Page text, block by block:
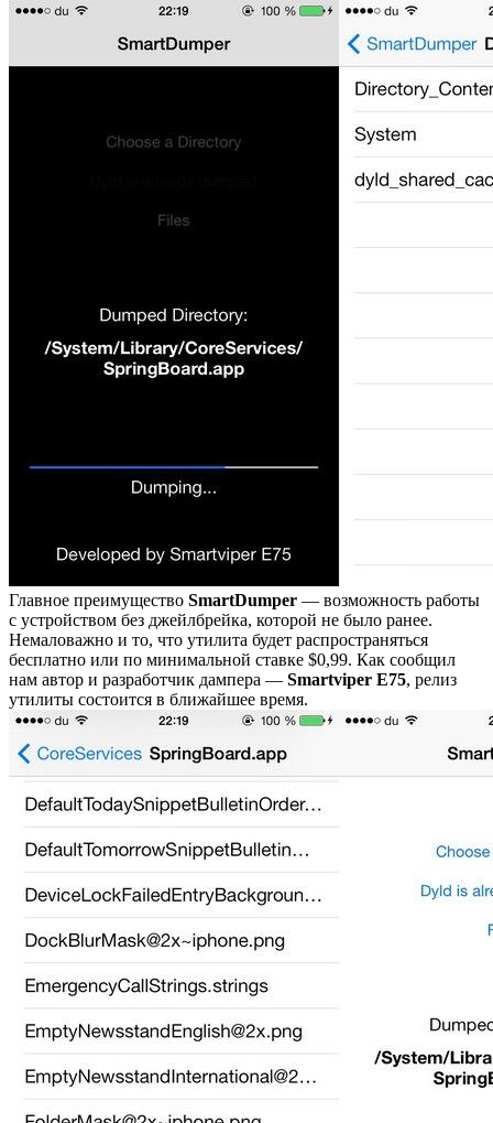
Главное преимущество SmartDumper — возможность работы
с устройством без джейлбрейка, которой не было ранее.
Немаловажно и то, что утилита будет распространяться
бесплатно или по минимальной ставке $0,99. Как сообщил
нам автор и разработчик дампера — Smartviper E75, релиз
утилиты состоится в ближайшее время.